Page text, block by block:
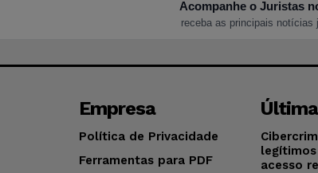
Acompanhe o Juristas
receba as principais notícias
Empresa
Política de Privacidade
Ferramentas para PDF
acesso